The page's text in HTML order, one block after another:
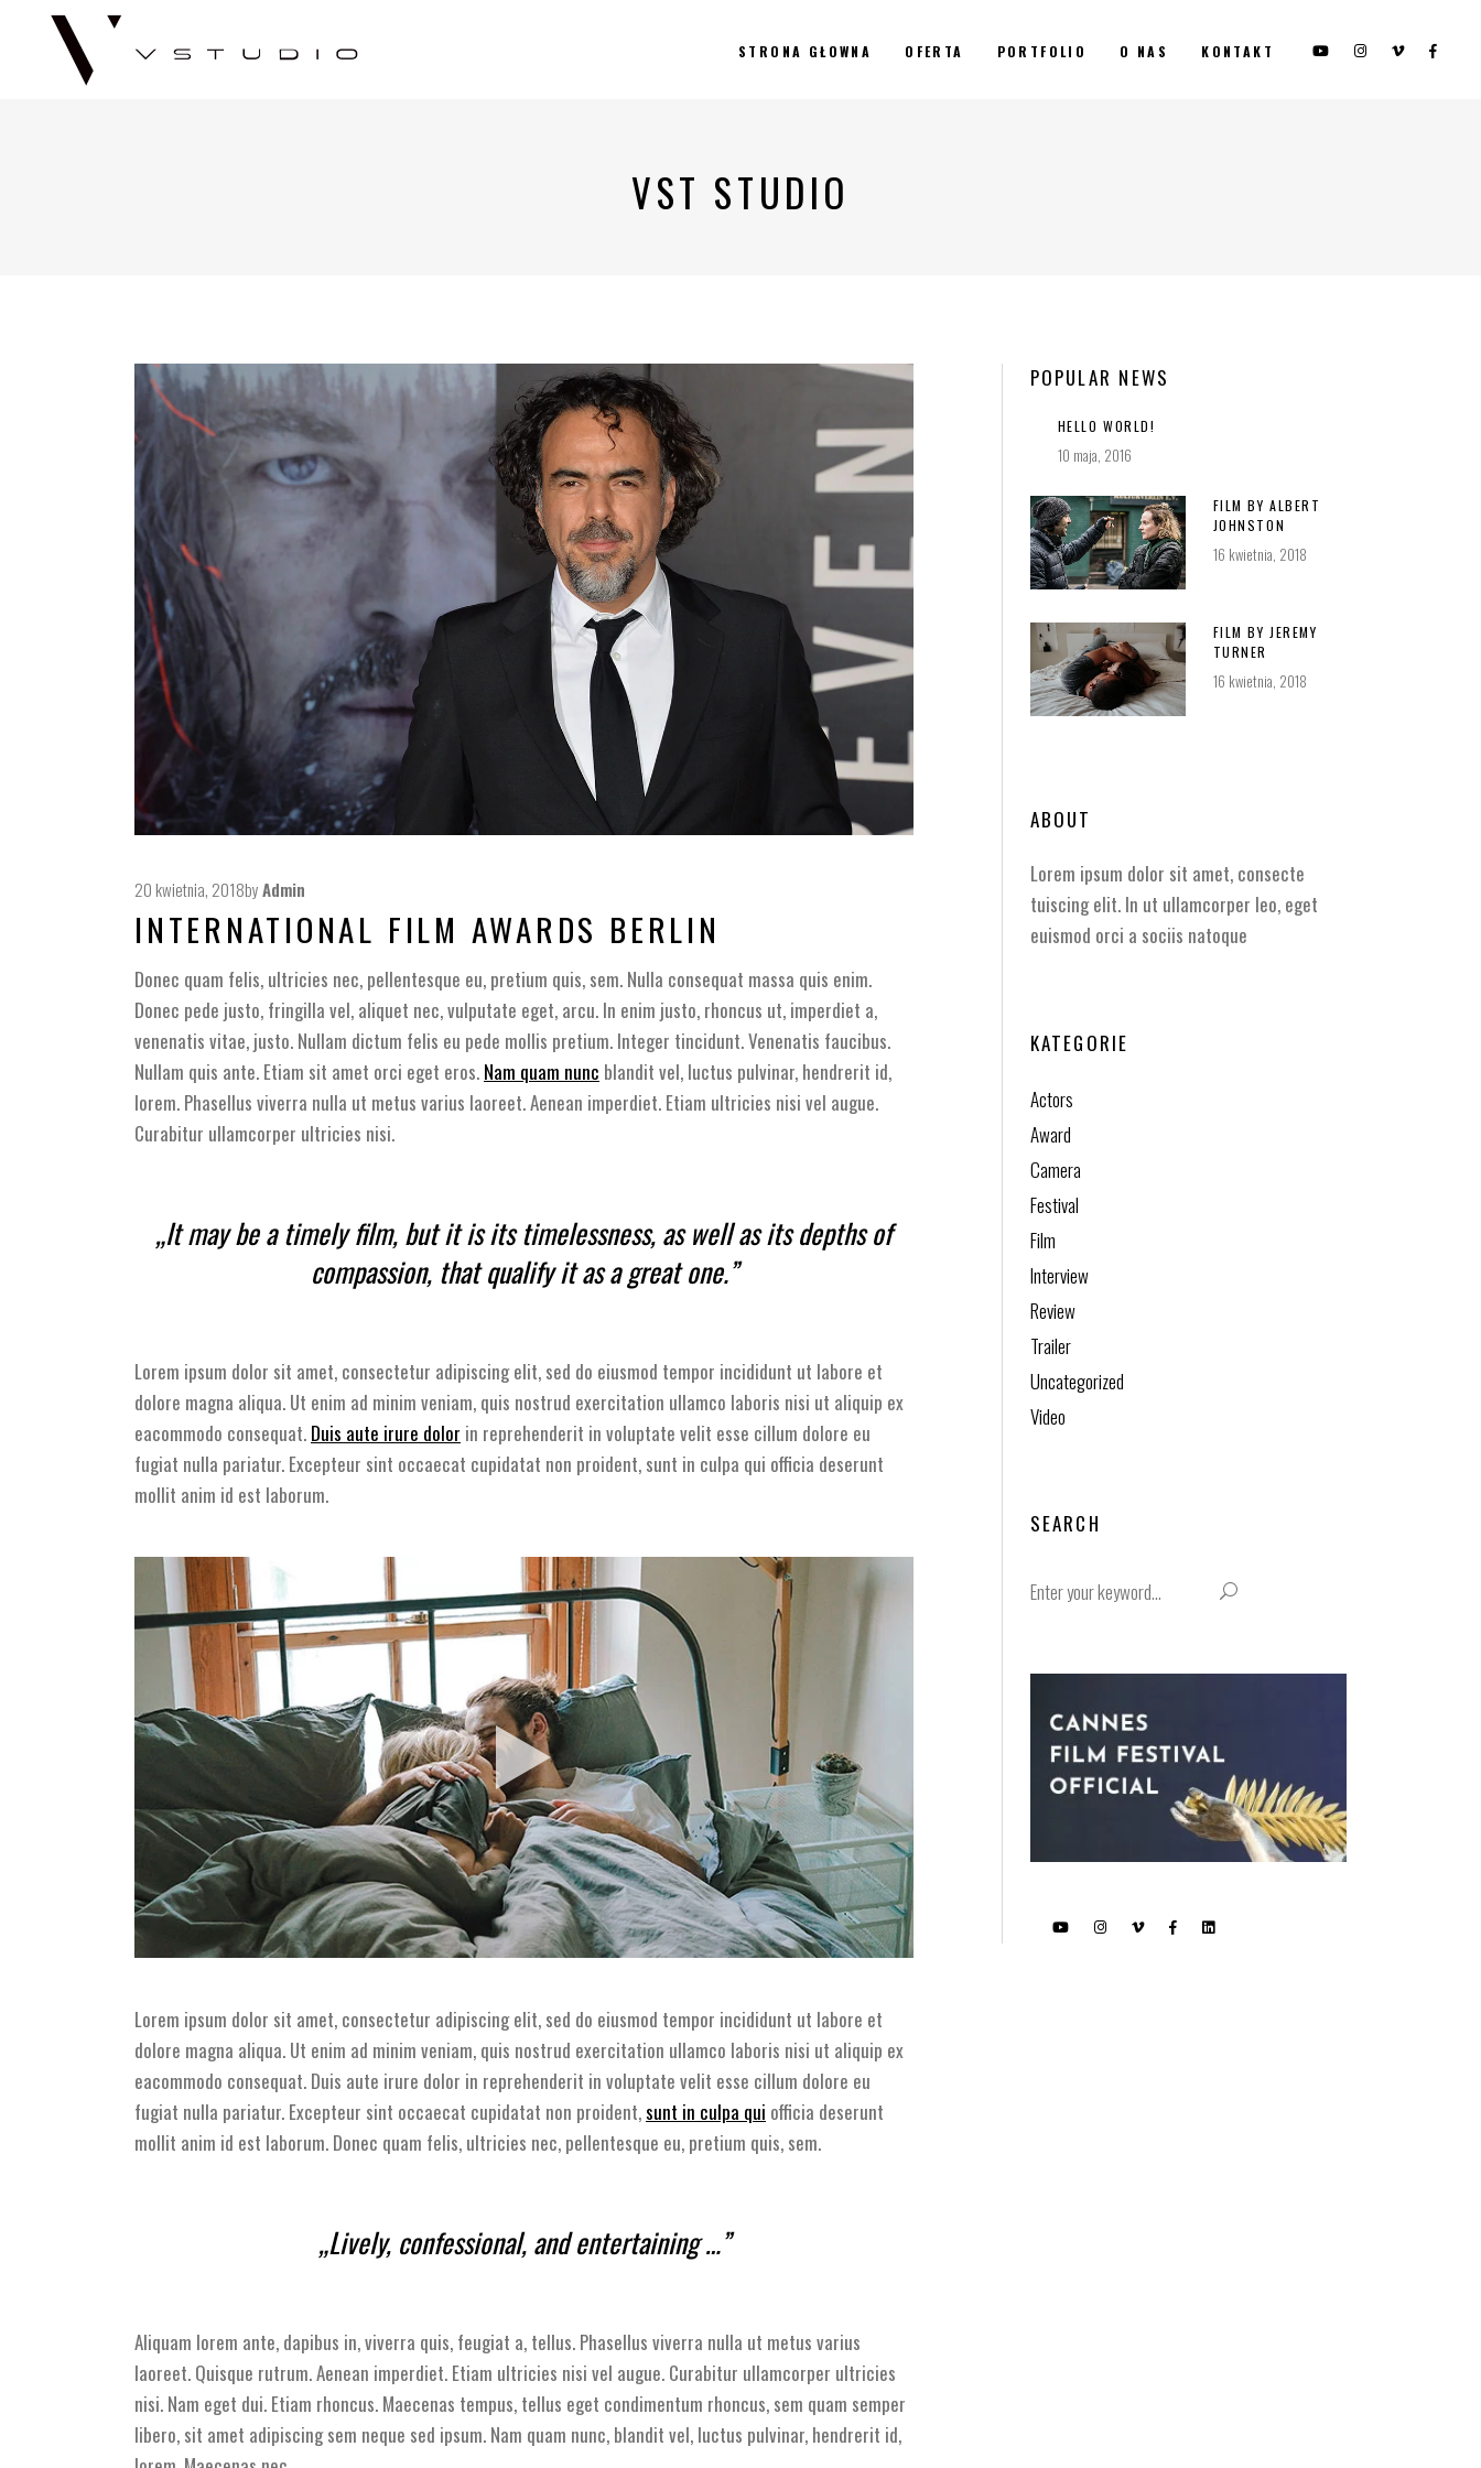
STRONA GŁOWNA OFERTA PORTFOLIO O NAS KONTAKT
VST STUDIO
20 kwietnia, 2018byAdmin
INTERNATIONAL FILM AWARDS BERLIN
Donec quam felis, ultricies nec, pellentesque eu, pretium quis, sem. Nulla consequat massa quis enim.
Donec pede justo, fringilla vel, aliquet nec, vulputate eget, arcu. In enim justo, rhoncus ut, imperdiet a,
venenatis vitae, justo. Nullam dictum felis eu pede mollis pretium. Integer tincidunt. Venenatis faucibus.
Nullam quis ante. Etiam sit amet orci eget eros. Nam quam nunc blandit vel, luctus pulvinar, hendrerit id,
lorem. Phasellus viverra nulla ut metus varius laoreet. Aenean imperdiet. Etiam ultricies nisi vel augue.
Curabitur ullamcorper ultricies nisi.
„It may be a timely film, but it is its timelessness, as well as its depths of
compassion, that qualify it as a great one.”
Lorem ipsum dolor sit amet, consectetur adipiscing elit, sed do eiusmod tempor incididunt ut labore et
dolore magna aliqua. Ut enim ad minim veniam, quis nostrud exercitation ullamco laboris nisi ut aliquip ex
eacommodo consequat. Duis aute irure dolor in reprehenderit in voluptate velit esse cillum dolore eu
fugiat nulla pariatur. Excepteur sint occaecat cupidatat non proident, sunt in culpa qui officia deserunt
mollit anim id est laborum.
Lorem ipsum dolor sit amet, consectetur adipiscing elit, sed do eiusmod tempor incididunt ut labore et
dolore magna aliqua. Ut enim ad minim veniam, quis nostrud exercitation ullamco laboris nisi ut aliquip ex
eacommodo consequat. Duis aute irure dolor in reprehenderit in voluptate velit esse cillum dolore eu
fugiat nulla pariatur. Excepteur sint occaecat cupidatat non proident,sunt in culpa qui officia deserunt
mollit anim id est laborum. Donec quam felis, ultricies nec, pellentesque eu, pretium quis, sem.
„Lively, confessional, and entertaining …”
Aliquam lorem ante, dapibus in, viverra quis, feugiat a, tellus. Phasellus viverra nulla ut metus varius
laoreet. Quisque rutrum. Aenean imperdiet. Etiam ultricies nisi vel augue. Curabitur ullamcorper ultricies
nisi. Nam eget dui. Etiam rhoncus. Maecenas tempus, tellus eget condimentum rhoncus, sem quam semper
libero, sit amet adipiscing sem neque sed ipsum. Nam quam nunc, blandit vel, luctus pulvinar, hendrerit id,
POPULAR NEWS
HELLO WORLD!
10 maja, 2016
FILM BY ALBERT
JOHNSTON
16 kwietnia, 2018
FILM BY JEREMY
TURNER
16 kwietnia, 2018
ABOUT
Lorem ipsum dolor sit amet, consecte
tuiscing elit. In ut ullamcorper leo, eget
euismod orci a sociis natoque
KATEGORIE
Actors
Award
Camera
Festival
Film
Interview
Review
Trailer
Uncategorized
Video
SEARCH
for: